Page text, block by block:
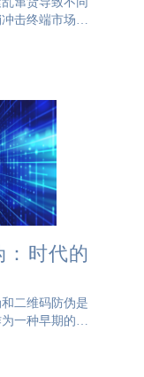
击终端市场。
后，终端零售
增。品牌价值
：时代的
二维码防伪是
一种早期的防
防伪逐渐成为